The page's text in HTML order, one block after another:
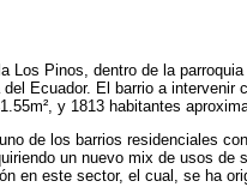
Los Pinos, dentro de la
Ecuador. El barrio a intervenir
y 1813 habitantes
de los barrios residenciales
un nuevo mix de usos
en este sector, el cual, se ha